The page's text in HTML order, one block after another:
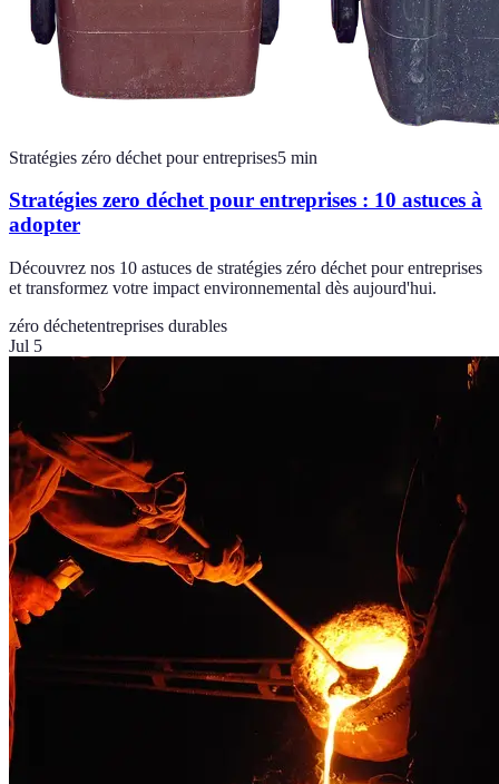
Stratégies zéro déchet pour entreprises5 min
Stratégies zero déchet pour entreprises : 10 astuces à
adopter
Découvrez nos 10 astuces de stratégies zéro déchet pour entreprises
et transformez votre impact environnemental dès aujourd'hui.
zéro déchetentreprises durables
Jul 5